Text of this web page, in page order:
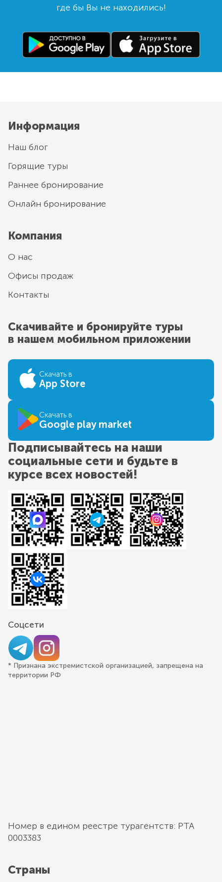
где бы Вы не находились!
Информация
Наш блог
Горящие туры
Раннее бронирование
Онлайн бронирование
Компания
О нас
Офисы продаж
Контакты
Скачивайте и бронируйте туры
в нашем мобильном приложении
Скачать в
App Store
Скачать в
Google play market
Подписывайтесь на наши
социальные сети и будьте в
курсе всех новостей!
Соцсети
* Признана экстремистской организацией, запрещена на
территории РФ
Номер в едином реестре турагентств: РТА
0003383
Страны